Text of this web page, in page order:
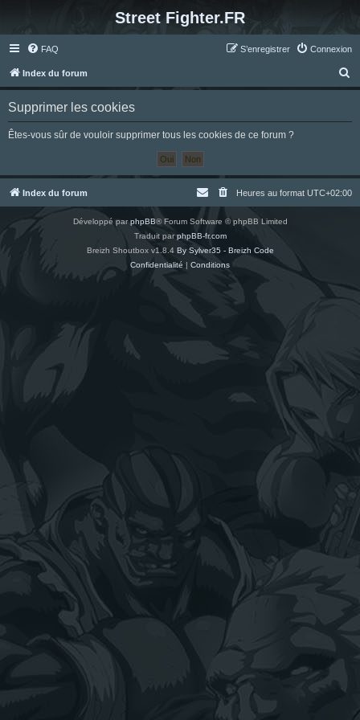
Street Fighter.FR
FAQ Connexion
S’enregistrer
Index du forum
e
h
Supprimer les cookies
Êtes-vous sûr de vouloir supprimer tous les cookies de ce forum ?
Index du forum Heures au format UTC+02:00
Développé parphpBB® Forum Software © phpBB Limited
Traduit parphpBB-fr.com
Breizh Shoutbox v1.8.4 By Sylver35 - Breizh Code
Confidentialité | Conditions